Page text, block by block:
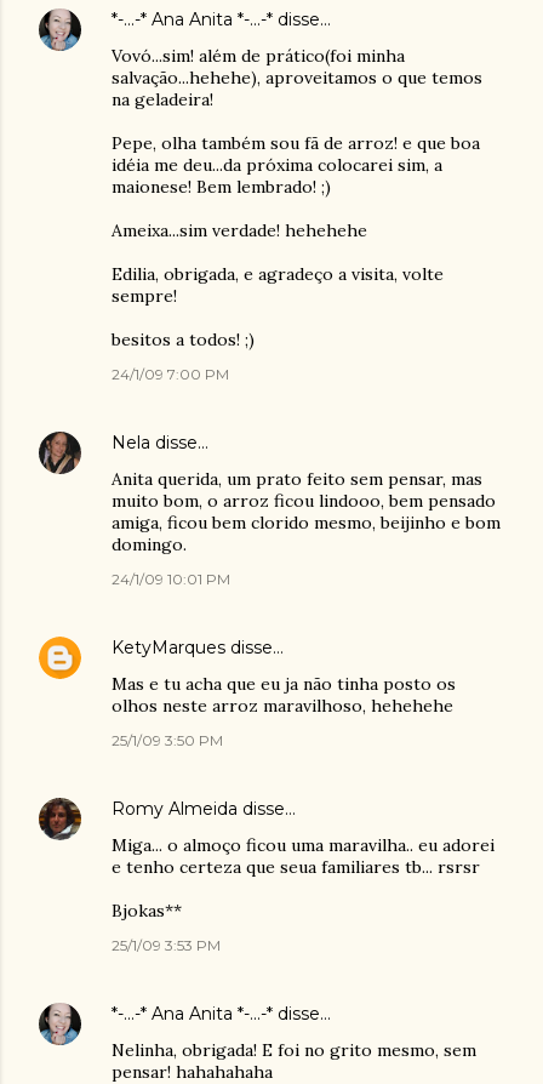
*-...-* Ana Anita *-...-* disse…
Vovó...sim! além de prático(foi minha
salvação...hehehe), aproveitamos o que temos
na geladeira!
Pepe, olha também sou fã de arroz! e que boa
idéia me deu...da próxima colocarei sim, a
maionese! Bem lembrado! ;)
Ameixa...sim verdade! hehehehe
Edilia, obrigada, e agradeço a visita, volte
sempre!
besitos a todos! ;)
24/1/09 7:00 PM
Nela disse…
Anita querida, um prato feito sem pensar, mas
muito bom, o arroz ficou lindooo, bem pensado
amiga, ficou bem clorido mesmo, beijinho e bom
domingo.
24/1/09 10:01 PM
KetyMarques disse…
Mas e tu acha que eu ja não tinha posto os
olhos neste arroz maravilhoso, hehehehe
25/1/09 3:50 PM
Romy Almeida disse…
Miga... o almoço ficou uma maravilha.. eu adorei
e tenho certeza que seua familiares tb... rsrsr
Bjokas**
25/1/09 3:53 PM
*-...-* Ana Anita *-...-* disse…
Nelinha, obrigada! E foi no grito mesmo, sem
pensar! hahahahaha